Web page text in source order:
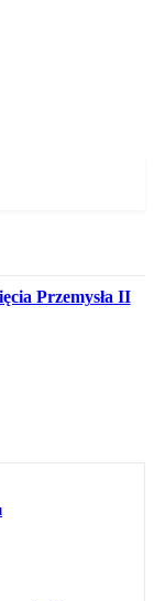
Przemysła II